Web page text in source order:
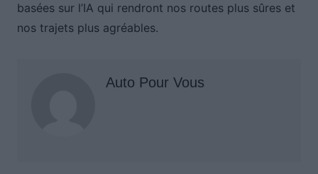
basées sur l’IA qui rendront nos routes plus sûres et
nos trajets plus agréables.
Auto Pour Vous